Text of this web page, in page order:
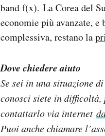
band f(x). La Corea del
economie più avanzate,
complessiva, restano la
Dove chiedere aiuto
Se sei in una situazione di
conosci siete in
contattarlo via internet
Puoi anche chiamare